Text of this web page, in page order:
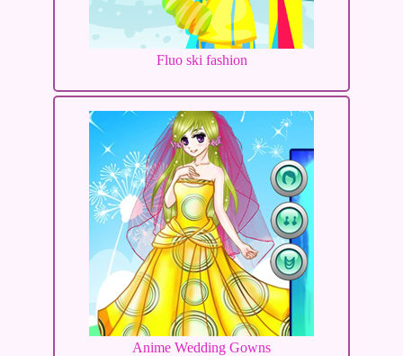
Fluo ski fashion
Anime Wedding Gowns